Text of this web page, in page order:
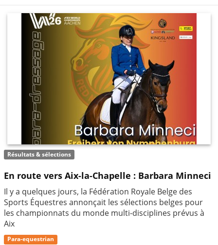
Résultats & sélections
En route vers Aix-la-Chapelle : Barbara Minneci
Il y a quelques jours, la Fédération Royale Belge des
Sports Équestres annonçait les sélections belges pour
les championnats du monde multi-disciplines prévus à
Aix
Para-equestrian